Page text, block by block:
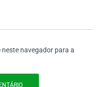
neste navegador para a